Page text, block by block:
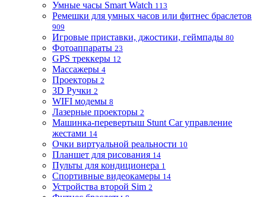
Умные часы Smart Watch 113
Ремешки для умных часов или фитнес браслетов
909
Игровые приставки, джостики, геймпады 80
Фотоаппараты 23
GPS треккеры 12
Массажеры 4
Проекторы 2
3D Ручки 2
WIFI модемы 8
Лазерные проекторы 2
Машинка-перевертыш Stunt Car управление
жестами 14
Очки виртуальной реальности 10
Планшет для рисования 14
Пульты для кондиционера 1
Спортивные видеокамеры 14
Устройства второй Sim 2